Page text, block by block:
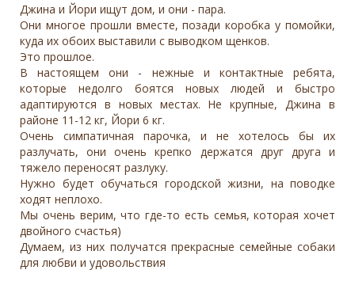
Джина и Йори ищут дом, и они - пара.
Они многое прошли вместе, позади коробка у помойки,
куда их обоих выставили с выводком щенков.
Это прошлое.
В настоящем они - нежные и контактные ребята,
которые недолго боятся новых людей и быстро
адаптируются в новых местах. Не крупные, Джина в
районе 11-12 кг, Йори 6 кг.
Очень симпатичная парочка, и не хотелось бы их
разлучать, они очень крепко держатся друг друга и
тяжело переносят разлуку.
Нужно будет обучаться городской жизни, на поводке
ходят неплохо.
Мы очень верим, что где-то есть семья, которая хочет
двойного счастья)
Думаем, из них получатся прекрасные семейные собаки
для любви и удовольствия